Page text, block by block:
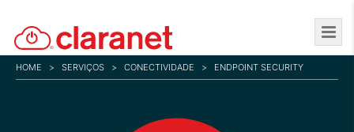
to
main
content
HOME > SERVIÇOS > CONECTIVIDADE > ENDPOINT SECURITY